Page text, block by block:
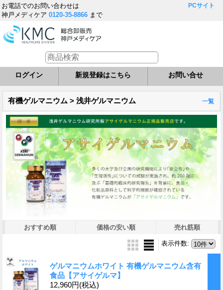
お電話でのお問い合わせは
神戸メディケア 0120-35-8866 まで
PCサイト
ログイン 新規登録はこちら お問い合せ
有機ゲルマニウム > 浅井ゲルマニウム 一覧
おすすめ順 価格の安い順 売れ筋順
表示件数:
ゲルマニウムホワイト 有機ゲルマニウム含有
食品【アサイゲルマ】
12,960円(税込)